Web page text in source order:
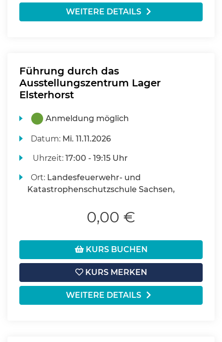
WEITERE DETAILS
Führung durch das
Ausstellungszentrum Lager
Elsterhorst
Anmeldung möglich
Datum: Mi. 11.11.2026
Uhrzeit:17:00 - 19:15 Uhr
Ort: Landesfeuerwehr- und
Katastrophenschutzschule Sachsen,
0,00 €
KURS BUCHEN
KURS MERKEN
WEITERE DETAILS